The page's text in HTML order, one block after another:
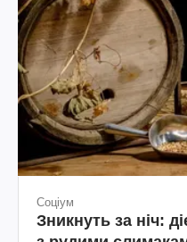
Соціум
Зникнуть за ніч: